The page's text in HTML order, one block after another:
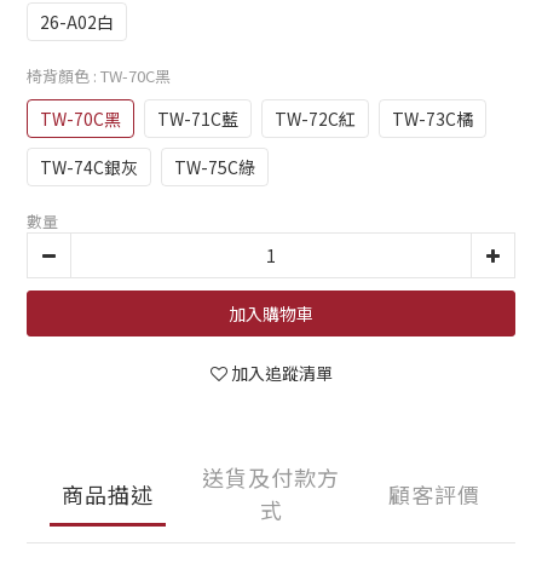
26-A02白
椅背顏色 : TW-70C黑
TW-70C黑 TW-71C藍 TW-72C紅
TW-73C橘
TW-74C銀灰
TW-75C綠
數量
加入購物車
加入追蹤清單
商品描述
送貨及付款方
式
顧客評價